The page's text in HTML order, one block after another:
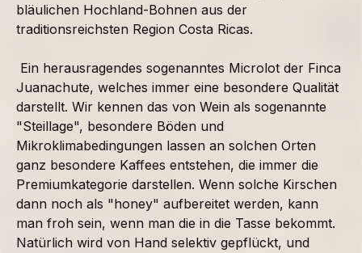
bläulichen Hochland-Bohnen aus der
traditionsreichsten Region Costa Ricas.
Ein herausragendes sogenanntes Microlot der Finca
Juanachute, welches immer eine besondere Qualität
darstellt. Wir kennen das von Wein als sogenannte
"Steillage", besondere Böden und
Mikroklimabedingungen lassen an solchen Orten
ganz besondere Kaffees entstehen, die immer die
Premiumkategorie darstellen. Wenn solche Kirschen
dann noch als "honey" aufbereitet werden, kann
man froh sein, wenn man die in die Tasse bekommt.
Natürlich wird von Hand selektiv gepflückt, und